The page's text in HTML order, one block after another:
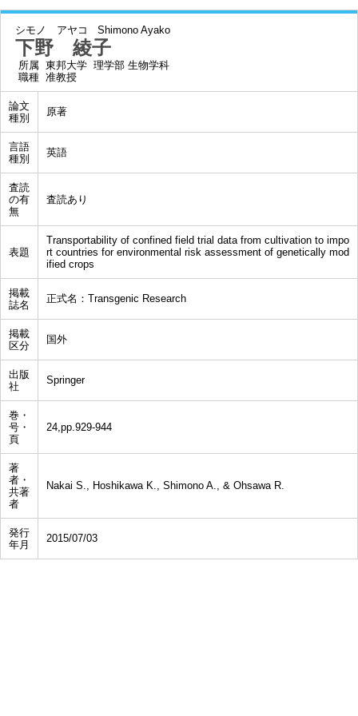
シモノ アヤコ Shimono Ayako
下野 綾子
所属 東邦大学 理学部 生物学科
職種 准教授
論文
種別
原著
言語
種別
英語
査読
の有
無
査読あり
表題
Transportability of confined field trial data from cultivation to impo
rt countries for environmental risk assessment of genetically mod
ified crops
掲載
誌名
正式名：Transgenic Research
掲載
区分
国外
出版
社
Springer
巻・
号・
頁
24,pp.929-944
著
者・
共著
者
Nakai S., Hoshikawa K., Shimono A., & Ohsawa R.
発行
年月
2015/07/03